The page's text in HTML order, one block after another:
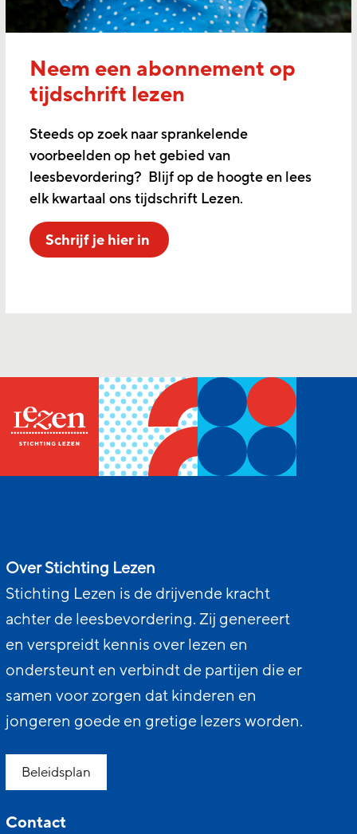
Neem een abonnement op
tijdschrift lezen
Steeds op zoek naar sprankelende
voorbeelden op het gebied van
leesbevordering? Blijf op de hoogte en lees
elk kwartaal ons tijdschrift Lezen.
Schrijf je hier in
Over Stichting Lezen
Stichting Lezen is de drijvende kracht
achter de leesbevordering. Zij genereert
en verspreidt kennis over lezen en
ondersteunt en verbindt de partijen die er
samen voor zorgen dat kinderen en
jongeren goede en gretige lezers worden.
Beleidsplan
Contact